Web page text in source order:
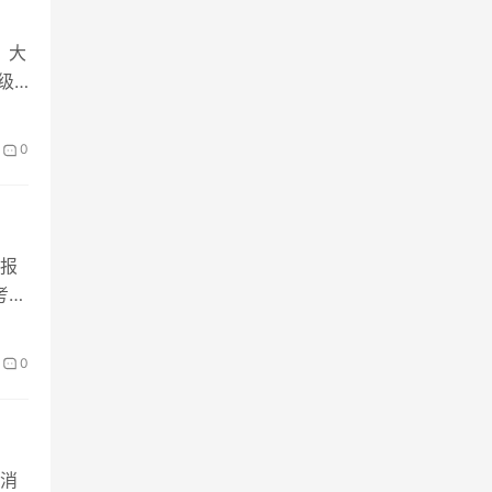
大
0
试
0